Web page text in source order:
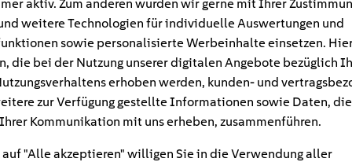
aktiv. Zum anderen würden wir gerne mit Ihrer
weitere Technologien für individuelle Auswertungen und
sowie personalisierte Werbeinhalte einsetzen.
die bei der Nutzung unserer digitalen Angebote bezüglich
erhoben werden, kunden- und
zur Verfügung gestellte Informationen sowie Daten,
Kommunikation mit uns erheben, zusammenführen.
"Alle akzeptieren" willigen Sie in die Verwendung aller